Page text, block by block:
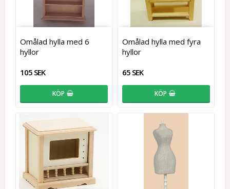
Omålad hylla med 6
hyllor
105 SEK
KÖP
Omålad hylla med fyra
hyllor
65 SEK
KÖP